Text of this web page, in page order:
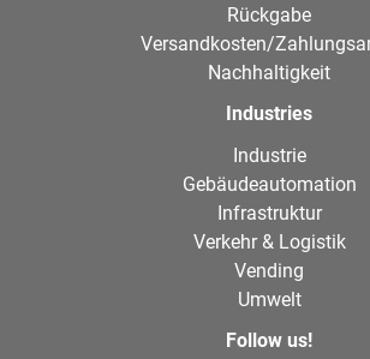
Rückgabe
Versandkosten/
Nachhaltigkeit
Industries
Industrie
Gebäudeautomation
Infrastruktur
Verkehr & Logistik
Vending
Umwelt
Follow us!